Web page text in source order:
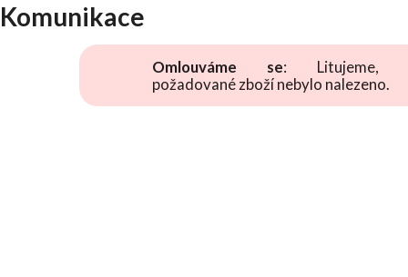
Komunikace
Omlouváme se: Litujeme,
požadované zboží nebylo nalezeno.